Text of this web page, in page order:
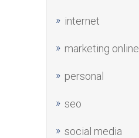
internet
marketing online
personal
seo
social media